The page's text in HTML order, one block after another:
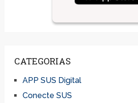
CATEGORIAS
APP SUS Digital
Conecte SUS